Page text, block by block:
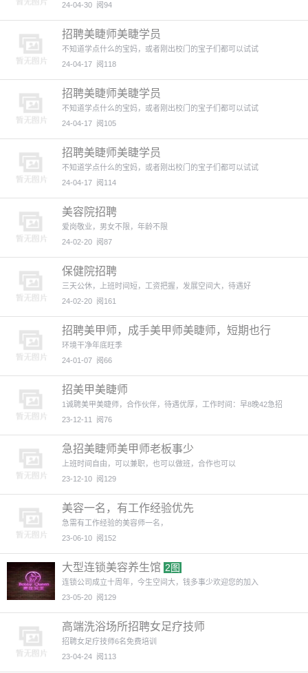
24-04-30 阅94
招聘美睫师美睫学员
不知道学点什么的宝妈，或者刚出校门的宝子们都可以试试
24-04-17 阅118
招聘美睫师美睫学员
不知道学点什么的宝妈，或者刚出校门的宝子们都可以试试
24-04-17 阅105
招聘美睫师美睫学员
不知道学点什么的宝妈，或者刚出校门的宝子们都可以试试
24-04-17 阅114
美容院招聘
爱岗敬业，男女不限，年龄不限
24-02-20 阅87
保健院招聘
三天公休，上班时间短，工资把握，发展空间大，待遇好
24-02-20 阅161
招聘美甲师，成手美甲师美睫师，短期也行
环境干净年底旺季
24-01-07 阅66
招美甲美睫师
1诚聘美甲美睫师，合作伙伴，待遇优厚，工作时间：早8晚42急招
23-12-11
阅76
急招美睫师美甲师老板事少
上班时间自由，可以兼职，也可以做班，合作也可以
23-12-10 阅129
美容一名，有工作经验优先
急需有工作经验的美容师一名，
23-06-10 阅152
大型连锁美容养生馆 2图
连锁公司成立十周年，今生空间大，钱多事少欢迎您的加入
23-05-20 阅129
高端洗浴场所招聘女足疗技师
招聘女足疗技师6名免费培训
23-04-24 阅113